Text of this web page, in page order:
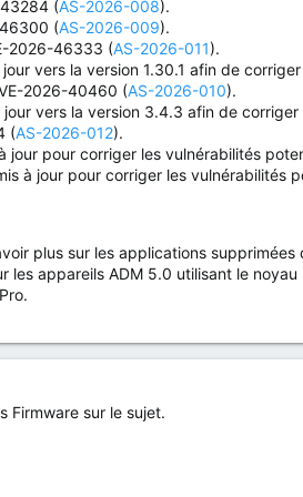
(AS-2026-008).
(AS-2026-009).
2026-46333 (AS-2026-011).
vers la version 1.30.1 afin de
2026-40460 (AS-2026-010).
vers la version 3.4.3 afin de
(AS-2026-012).
jour pour corriger les vulnérabilités
à jour pour corriger les vulnérabilités
plus sur les applications supprimées
les appareils ADM 5.0 utilisant le
Firmware sur le sujet.